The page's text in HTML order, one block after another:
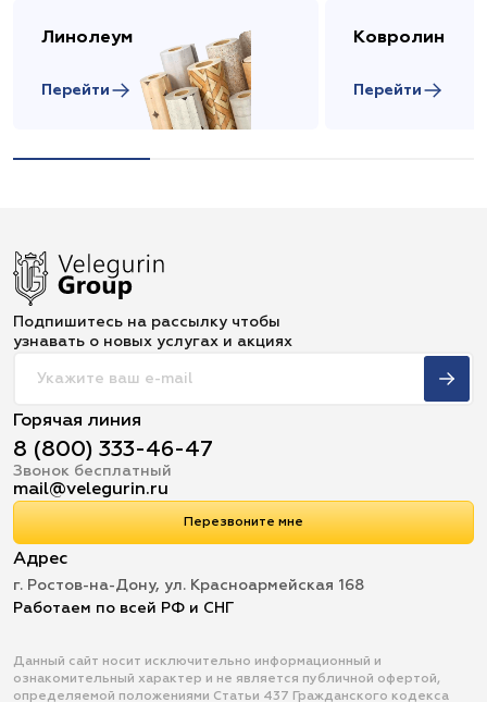
Линолеум
Перейти
Ковролин
Перейти
Подпишитесь на рассылку чтобы
узнавать о новых услугах и акциях
Горячая линия
8 (800) 333-46-47
Звонок бесплатный
mail@velegurin.ru
Перезвоните мне
Адрес
г. Ростов-на-Дону, ул. Красноармейская 168
Работаем по всей РФ и СНГ
Данный сайт носит исключительно информационный и
ознакомительный характер и не является публичной офертой,
определяемой положениями Статьи 437 Гражданского кодекса